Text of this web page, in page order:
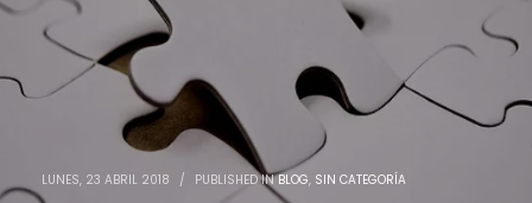
LUNES, 23 ABRIL 2018 / PUBLISHED INBLOG, SIN CATEGORÍA